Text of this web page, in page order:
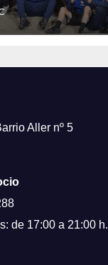
Aller nº 5
de 17:00 a 21:00 h.